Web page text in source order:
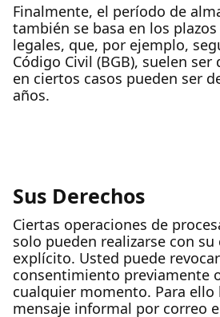
Finalmente, el período de
también se basa en los
legales, que, por ejemplo,
Código Civil (BGB), suelen
en ciertos casos pueden ser
años.
Sus Derechos
Ciertas operaciones de
solo pueden realizarse con
explícito. Usted puede
consentimiento previamente
cualquier momento. Para ello
mensaje informal por correo